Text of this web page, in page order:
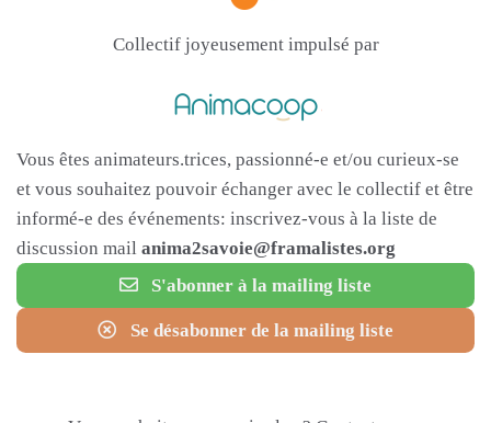
Collectif joyeusement impulsé par
Vous êtes animateurs.trices, passionné-e et/ou curieux-se
et vous souhaitez pouvoir échanger avec le collectif et être
informé-e des événements: inscrivez-vous à la liste de
discussion mail anima2savoie@framalistes.org
S'abonner à la mailing liste
Se désabonner de la mailing liste